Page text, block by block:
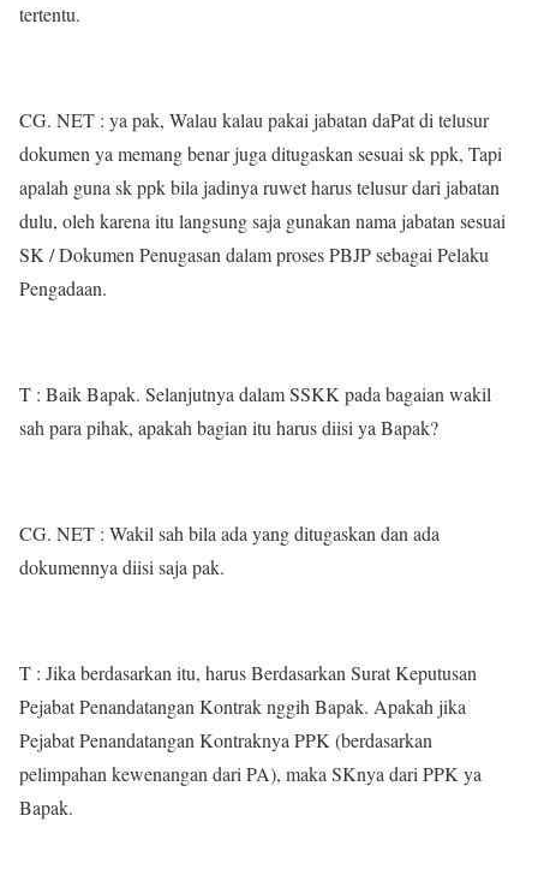
tertentu.
CG. NET : ya pak, Walau kalau pakai jabatan daPat di telusur
dokumen ya memang benar juga ditugaskan sesuai sk ppk, Tapi
apalah guna sk ppk bila jadinya ruwet harus telusur dari jabatan
dulu, oleh karena itu langsung saja gunakan nama jabatan sesuai
SK / Dokumen Penugasan dalam proses PBJP sebagai Pelaku
Pengadaan.
T : Baik Bapak. Selanjutnya dalam SSKK pada bagaian wakil
sah para pihak, apakah bagian itu harus diisi ya Bapak?
CG. NET : Wakil sah bila ada yang ditugaskan dan ada
dokumennya diisi saja pak.
T : Jika berdasarkan itu, harus Berdasarkan Surat Keputusan
Pejabat Penandatangan Kontrak nggih Bapak. Apakah jika
Pejabat Penandatangan Kontraknya PPK (berdasarkan
pelimpahan kewenangan dari PA), maka SKnya dari PPK ya
Bapak.